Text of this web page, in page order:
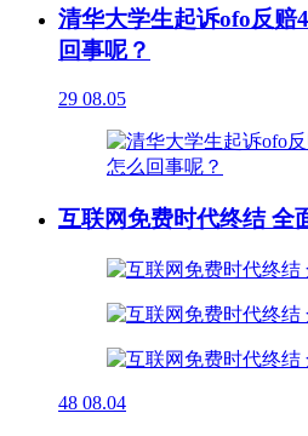
清华大学生起诉ofo反赔
回事呢？
29 08.05
互联网免费时代终结 全
48 08.04